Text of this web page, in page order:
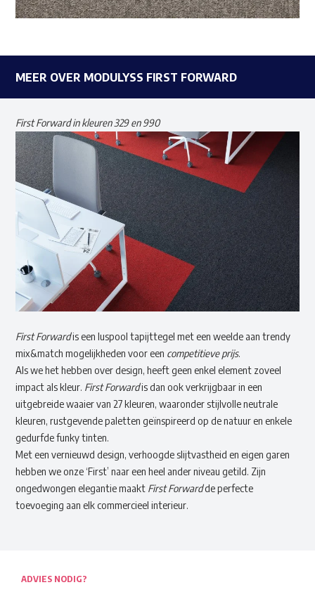
MEER OVER MODULYSS FIRST FORWARD
First Forward in kleuren 329 en 990
First Forwardis een luspool tapijttegel met een weelde aan trendy
mix&match mogelijkheden voor een competitieve prijs.
Als we het hebben over design, heeft geen enkel element zoveel
impact als kleur. First Forwardis dan ook verkrijgbaar in een
uitgebreide waaier van 27 kleuren, waaronder stijlvolle neutrale
kleuren, rustgevende paletten geïnspireerd op de natuur en enkele
gedurfde funky tinten.
Met een vernieuwd design, verhoogde slijtvastheid en eigen garen
hebben we onze ‘First’ naar een heel ander niveau getild. Zijn
ongedwongen elegantie maakt First Forwardde perfecte
toevoeging aan elk commercieel interieur.
ADVIES NODIG?